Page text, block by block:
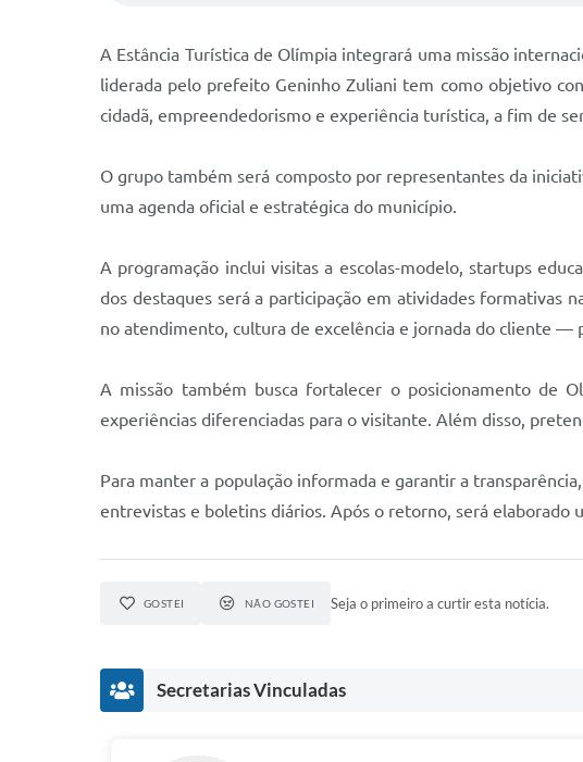
A Estância Turística de Olímpia integrará uma missão
liderada pelo prefeito Geninho Zuliani tem como objetivo
cidadã, empreendedorismo e experiência turística, a fim de
O grupo também será composto por representantes da
uma agenda oficial e estratégica do município.
A programação inclui visitas a escolas-modelo, startups
dos destaques será a participação em atividades formativas
no atendimento, cultura de excelência e jornada do cliente
A missão também busca fortalecer o posicionamento de
experiências diferenciadas para o visitante. Além disso,
Para manter a população informada e garantir a
entrevistas e boletins diários. Após o retorno, será elaborado
GOSTEI NÃO GOSTEI Seja o primeiro a curtir esta notícia.
Secretarias Vinculadas